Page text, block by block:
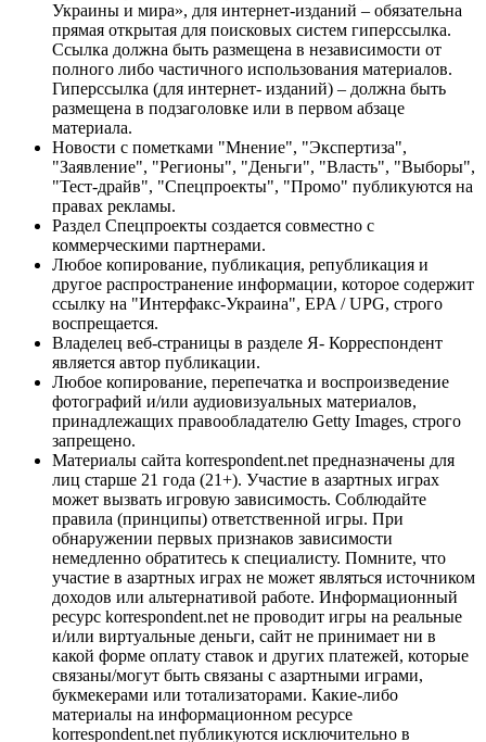
Украины и мира», для интернет-изданий – обязательна
прямая открытая для поисковых систем гиперссылка.
Ссылка должна быть размещена в независимости от
полного либо частичного использования материалов.
Гиперссылка (для интернет- изданий) – должна быть
размещена в подзаголовке или в первом абзаце
материала.
Новости с пометками "Мнение", "Экспертиза",
"Заявление", "Регионы", "Деньги", "Власть", "Выборы",
"Тест-драйв", "Спецпроекты", "Промо" публикуются на
правах рекламы.
Раздел Спецпроекты создается совместно с
коммерческими партнерами.
Любое копирование, публикация, републикация и
другое распространение информации, которое содержит
ссылку на "Интерфакс-Украина", EPA / UPG, строго
воспрещается.
Владелец веб-страницы в разделе Я- Корреспондент
является автор публикации.
Любое копирование, перепечатка и воспроизведение
фотографий и/или аудиовизуальных материалов,
принадлежащих правообладателю Getty Images, строго
запрещено.
Материалы сайта korrespondent.net предназначены для
лиц старше 21 года (21+). Участие в азартных играх
может вызвать игровую зависимость. Соблюдайте
правила (принципы) ответственной игры. При
обнаружении первых признаков зависимости
немедленно обратитесь к специалисту. Помните, что
участие в азартных играх не может являться источником
доходов или альтернативой работе. Информационный
ресурс korrespondent.net не проводит игры на реальные
и/или виртуальные деньги, сайт не принимает ни в
какой форме оплату ставок и других платежей, которые
связаны/могут быть связаны с азартными играми,
букмекерами или тотализаторами. Какие-либо
материалы на информационном ресурсе
korrespondent.net публикуются исключительно в